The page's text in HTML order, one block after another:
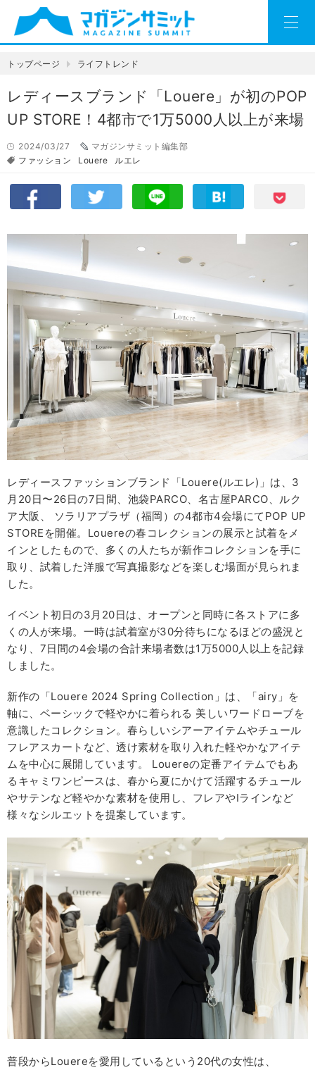
トップページ ライフトレンド
レディースブランド「Louere」が初のPOP
UP STORE！4都市で1万5000人以上が来場
2024/03/27
マガジンサミット編集部
ファッション
Louere ルエレ
レディースファッションブランド「Louere(ルエレ)」は、3
月20日〜26日の7日間、池袋PARCO、名古屋PARCO、ルク
ア大阪、 ソラリアプラザ（福岡）の4都市4会場にてPOP UP
STOREを開催。Louereの春コレクションの展示と試着をメ
インとしたもので、多くの人たちが新作コレクションを手に
取り、試着した洋服で写真撮影などを楽しむ場面が見られま
した。
イベント初日の3月20日は、オープンと同時に各ストアに多
くの人が来場。一時は試着室が30分待ちになるほどの盛況と
なり、7日間の4会場の合計来場者数は1万5000人以上を記録
しました。
新作の「Louere 2024 Spring Collection」は、「airy」を
軸に、ベーシックで軽やかに着られる 美しいワードローブを
意識したコレクション。春らしいシアーアイテムやチュール
フレアスカートなど、透け素材を取り入れた軽やかなアイテ
ムを中心に展開しています。 Louereの定番アイテムでもあ
るキャミワンピースは、春から夏にかけて活躍するチュール
やサテンなど軽やかな素材を使用し、フレアやIラインなど
様々なシルエットを提案しています。
普段からLouereを愛用しているという20代の女性は、